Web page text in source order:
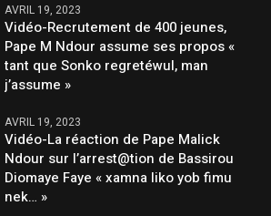
AVRIL 19, 2023
Vidéo-Recrutement de 400 jeunes,
Pape M Ndour assume ses propos «
tant que Sonko regretéwul, man
j’assume »
AVRIL 19, 2023
Vidéo-La réaction de Pape Malick
Ndour sur l’arrest@tion de Bassirou
Diomaye Faye « xamna liko yob fimu
nek… »